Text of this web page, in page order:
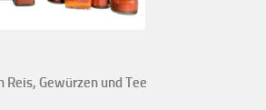
Gewürzen und Tee